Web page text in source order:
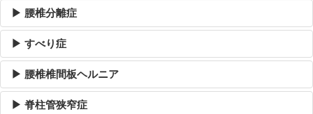
▶ 腰椎分離症
▶ すべり症
▶ 腰椎椎間板ヘルニア
▶ 脊柱管狭窄症